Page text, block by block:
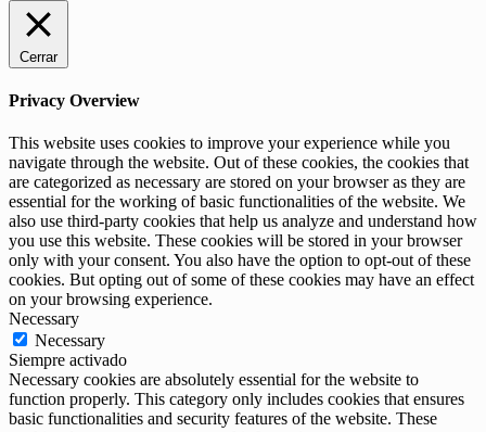
Cerrar
Privacy Overview
This website uses cookies to improve your experience while you
navigate through the website. Out of these cookies, the cookies that
are categorized as necessary are stored on your browser as they are
essential for the working of basic functionalities of the website. We
also use third-party cookies that help us analyze and understand how
you use this website. These cookies will be stored in your browser
only with your consent. You also have the option to opt-out of these
cookies. But opting out of some of these cookies may have an effect
on your browsing experience.
Necessary
Necessary
Siempre activado
Necessary cookies are absolutely essential for the website to
function properly. This category only includes cookies that ensures
basic functionalities and security features of the website. These